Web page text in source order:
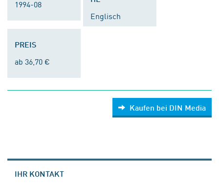
1994-08
Englisch
PREIS
ab 36,70 €
Kaufen bei DIN Media
IHR KONTAKT